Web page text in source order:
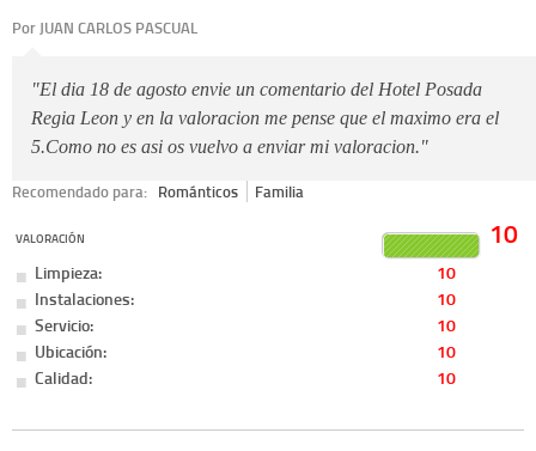
Por JUAN CARLOS PASCUAL
"El dia 18 de agosto envie un comentario del Hotel Posada
Regia Leon y en la valoracion me pense que el maximo era el
5.Como no es asi os vuelvo a enviar mi valoracion."
Recomendado para: Románticos Familia
VALORACIÓN 10
Limpieza:
10
Instalaciones:
10
Servicio:
10
Ubicación:
10
Calidad:
10